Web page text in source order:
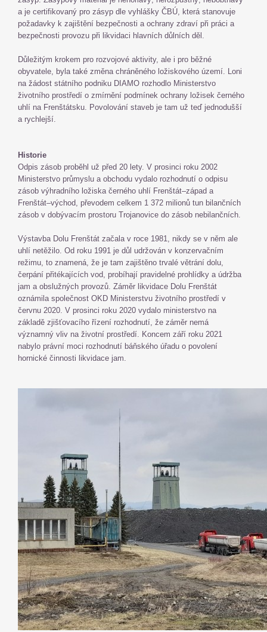
a je certifikovaný pro zásyp dle vyhlášky ČBÚ, která stanovuje
požadavky k zajištění bezpečnosti a ochrany zdraví při práci a
bezpečnosti provozu při likvidaci hlavních důlních děl.
Důležitým krokem pro rozvojové aktivity, ale i pro běžné
obyvatele, byla také změna chráněného ložiskového území. Loni
na žádost státního podniku DIAMO rozhodlo Ministerstvo
životního prostředí o zmírnění podmínek ochrany ložisek černého
uhlí na Frenštátsku. Povolování staveb je tam už teď jednodušší
a rychlejší.
Historie
Odpis zásob proběhl už před 20 lety. V prosinci roku 2002
Ministerstvo průmyslu a obchodu vydalo rozhodnutí o odpisu
zásob výhradního ložiska černého uhlí Frenštát–západ a
Frenštát–východ, převodem celkem 1 372 milionů tun bilančních
zásob v dobývacím prostoru Trojanovice do zásob nebilančních.
Výstavba Dolu Frenštát začala v roce 1981, nikdy se v něm ale
uhlí netěžilo. Od roku 1991 je důl udržován v konzervačním
režimu, to znamená, že je tam zajištěno trvalé větrání dolu,
čerpání přitékajících vod, probíhají pravidelné prohlídky a údržba
jam a obslužných provozů. Záměr likvidace Dolu Frenštát
oznámila společnost OKD Ministerstvu životního prostředí v
červnu 2020. V prosinci roku 2020 vydalo ministerstvo na
základě zjišťovacího řízení rozhodnutí, že záměr nemá
významný vliv na životní prostředí. Koncem září roku 2021
nabylo právní moci rozhodnutí báňského úřadu o povolení
hornické činnosti likvidace jam.